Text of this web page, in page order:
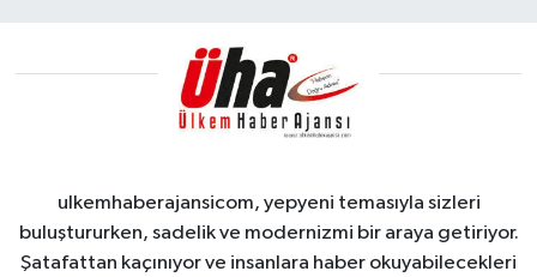
ulkemhaberajansicom, yepyeni temasıyla sizleri
buluştururken, sadelik ve modernizmi bir araya getiriyor.
Şatafattan kaçınıyor ve insanlara haber okuyabilecekleri